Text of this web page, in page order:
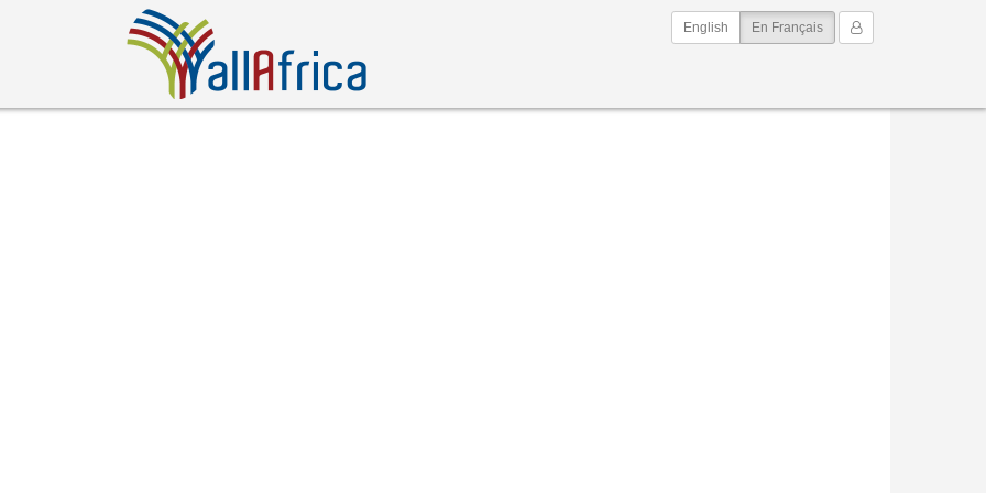
Mon Compte
English En Français(current)